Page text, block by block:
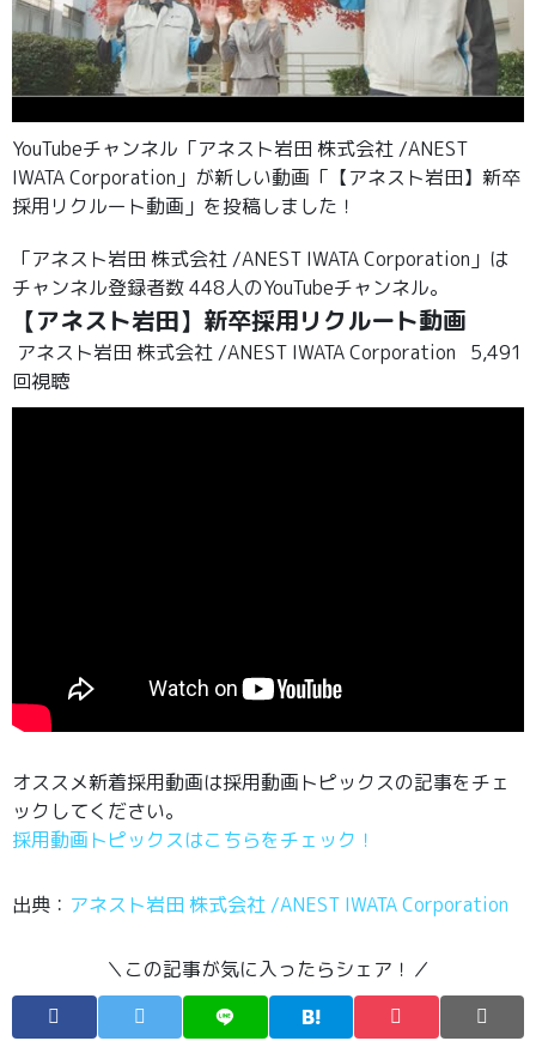
YouTubeチャンネル「アネスト岩田 株式会社 /ANEST
IWATA Corporation」が新しい動画「【アネスト岩田】新卒
採用リクルート動画」を投稿しました！
「アネスト岩田 株式会社 /ANEST IWATA Corporation」は
チャンネル登録者数 448人のYouTubeチャンネル。
【アネスト岩田】新卒採用リクルート動画
アネスト岩田 株式会社 /ANEST IWATA Corporation
5,491
回視聴
オススメ新着採用動画は採用動画トピックスの記事をチェ
ックしてください。
採用動画トピックスはこちらをチェック！
出典： アネスト岩田 株式会社 /ANEST IWATA Corporation
＼この記事が気に入ったらシェア！／